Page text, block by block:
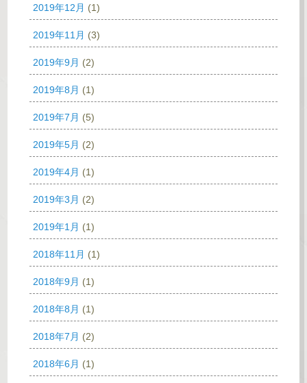
2019年12月 (1)
2019年11月 (3)
2019年9月 (2)
2019年8月 (1)
2019年7月 (5)
2019年5月 (2)
2019年4月 (1)
2019年3月 (2)
2019年1月 (1)
2018年11月 (1)
2018年9月 (1)
2018年8月 (1)
2018年7月 (2)
2018年6月 (1)